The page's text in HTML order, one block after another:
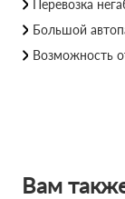
Перевозка
Большой
Возможность
Вам